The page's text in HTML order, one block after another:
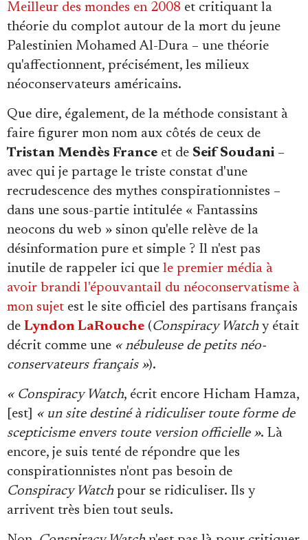
Meilleur des mondes en 2008 et critiquant la
théorie du complot autour de la mort du jeune
Palestinien Mohamed Al-Dura – une théorie
qu'affectionnent, précisément, les milieux
néoconservateurs américains.
Que dire, également, de la méthode consistant à
faire figurer mon nom aux côtés de ceux de
Tristan Mendès France et de Seif Soudani –
avec qui je partage le triste constat d'une
recrudescence des mythes conspirationnistes –
dans une sous-partie intitulée « Fantassins
neocons du web » sinon qu'elle relève de la
désinformation pure et simple ? Il n'est pas
inutile de rappeler ici que le premier média à
avoir brandi l'épouvantail du néoconservatisme à
mon sujet est le site officiel des partisans français
de Lyndon LaRouche (Conspiracy Watch y était
décrit comme une « nébuleuse de petits néo-
conservateurs français »).
« Conspiracy Watch, écrit encore Hicham Hamza,
[est] « un site destiné à ridiculiser toute forme de
scepticisme envers toute version officielle ». Là
encore, je suis tenté de répondre que les
conspirationnistes n'ont pas besoin de
Conspiracy Watch pour se ridiculiser. Ils y
arrivent très bien tout seuls.